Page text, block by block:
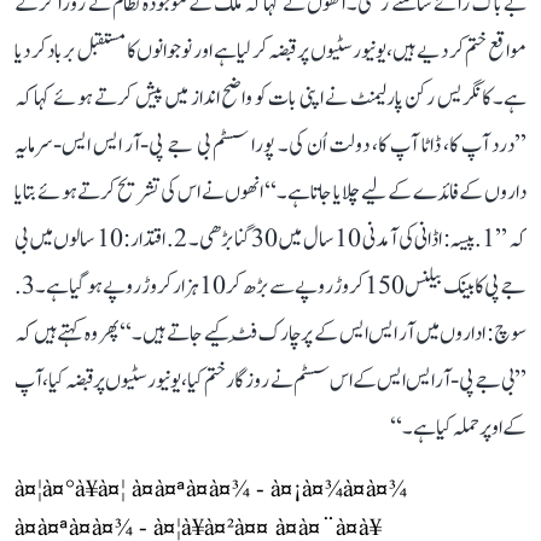
مواقع ختم کر دیے ہیں، یونیورسٹیوں پر قبضہ کر لیا ہے اور نوجوانوں کا مستقبل برباد کر دیا
ہے۔ کانگریس رکن پارلیمنٹ نے اپنی بات کو واضح انداز میں پیش کرتے ہوئے کہا کہ
’’درد آپ کا، ڈاٹا آپ کا، دولت اُن کی۔ پورا سسٹم بی جے پی-آر ایس ایس-سرمایہ
داروں کے فائدے کے لیے چلایا جاتا ہے۔‘‘ انھوں نے اس کی تشریح کرتے ہوئے بتایا
کہ ’’1. پیسہ: اڈانی کی آمدنی 10 سال میں 30 گنا بڑھی۔ 2. اقتدار: 10 سالوں میں بی
جے پی کا بینک بیلنس 150 کروڑ روپے سے بڑھ کر 10 ہزار کروڑ روپے ہو گیا ہے۔ 3.
سوچ: اداروں میں آر ایس ایس کے پرچارک فِٹ کیے جاتے ہیں۔‘‘ پھر وہ کہتے ہیں کہ
’’بی جے پی-آر ایس ایس کے اس سسٹم نے روزگار ختم کیا، یونیورسٹیوں پر قبضہ کیا، آپ
کے اوپر حملہ کیا ہے۔‘‘
à¤¦à¤°à¥à¤¦ à¤à¤ªà¤à¤¾ - à¤¡à¤¾à¤à¤¾
à¤à¤ªà¤à¤¾ - à¤¦à¥à¤²à¤¤ à¤à¤¨à¤à¥